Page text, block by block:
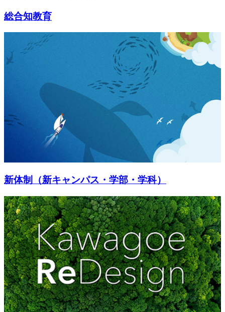
総合知教育
新体制（新キャンパス・学部・学科）